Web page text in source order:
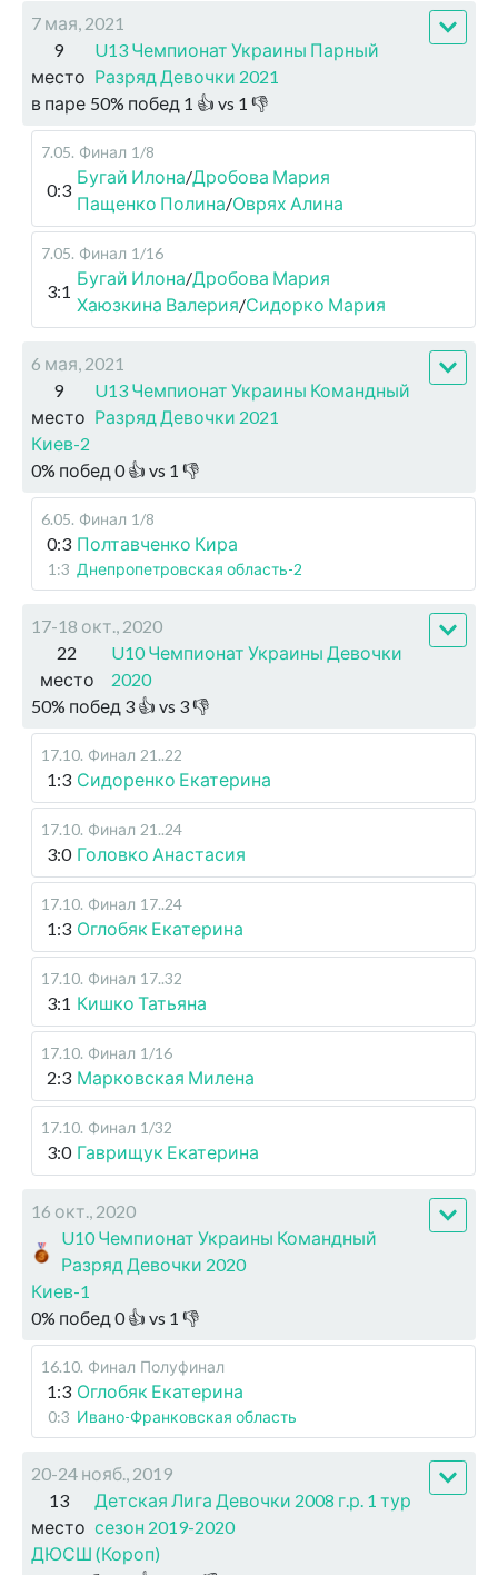
7 мая, 2021
9
место
U13 Чемпионат Украины Парный
Разряд Девочки 2021
в паре 50% побед 1 👍 vs 1 👎
7.05. Финал 1/8
0:3
Бугай Илона/Дробова Мария
Пащенко Полина/Оврях Алина
7.05. Финал 1/16
3:1
Бугай Илона/Дробова Мария
Хаюзкина Валерия/Сидорко Мария
6 мая, 2021
9
место
U13 Чемпионат Украины Командный
Разряд Девочки 2021
Киев-2
0% побед 0👍 vs 1 👎
6.05. Финал 1/8
0:3 Полтавченко Кира
1:3 Днепропетровская область-2
17-18 окт., 2020
22
место
U10 Чемпионат Украины Девочки
2020
50% побед 3 👍 vs 3👎
17.10. Финал 21..22
1:3 Сидоренко Екатерина
17.10. Финал 21..24
3:0 Головко Анастасия
17.10. Финал 17..24
1:3 Оглобяк Екатерина
17.10. Финал 17..32
3:1 Кишко Татьяна
17.10. Финал 1/16
2:3 Марковская Милена
17.10. Финал 1/32
3:0 Гаврищук Екатерина
16 окт., 2020
U10 Чемпионат Украины Командный
Разряд Девочки 2020
Киев-1
0% побед 0👍 vs 1 👎
16.10. Финал Полуфинал
1:3 Оглобяк Екатерина
0:3 Ивано-Франковская область
20-24 нояб., 2019
13
место
Детская Лига Девочки 2008 г.р. 1 тур
сезон 2019-2020
ДЮСШ (Короп)